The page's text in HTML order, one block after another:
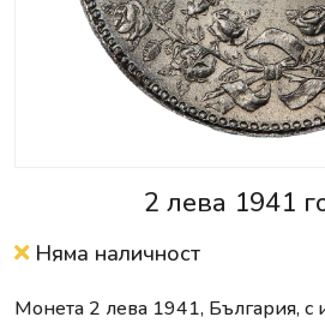
2 лева 1941
Няма наличност
Монета 2 лева 1941, България, с